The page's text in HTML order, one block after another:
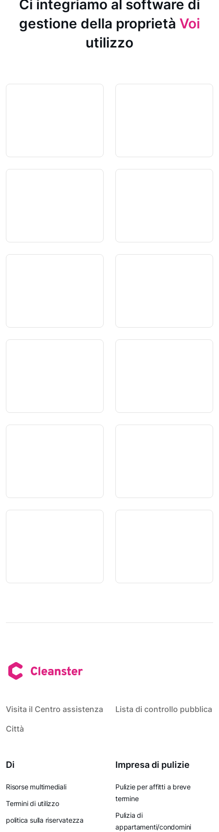
Ci integriamo al software di
gestione della proprietà Voi
utilizzo
Visita il Centro assistenza
Lista di controllo pubblica
Città
Di
Risorse multimediali
Termini di utilizzo
politica sulla riservatezza
Impresa di pulizie
Pulizie per affitti a breve
termine
Pulizia di
appartamenti/condomini